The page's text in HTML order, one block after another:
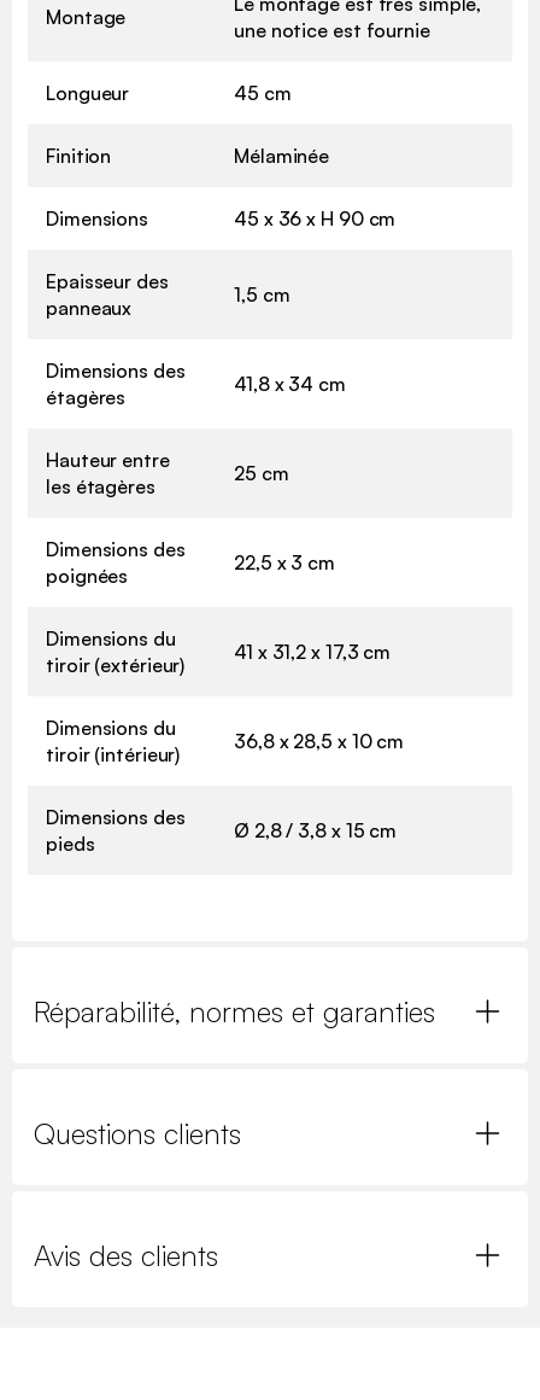
Montage
une notice est fournie
Longueur 45 cm
Finition Mélaminée
Dimensions 45 x 36 x H 90 cm
Epaisseur des
panneaux
1,5 cm
Dimensions des
étagères
41,8 x 34 cm
Hauteur entre
les étagères
25 cm
Dimensions des
poignées
22,5 x 3 cm
Dimensions du
tiroir (extérieur)
41 x 31,2 x 17,3 cm
Dimensions du
tiroir (intérieur)
36,8 x 28,5 x 10 cm
Dimensions des
pieds
Ø 2,8 / 3,8 x 15 cm
Réparabilité, normes et garanties
Questions clients
Avis des clients